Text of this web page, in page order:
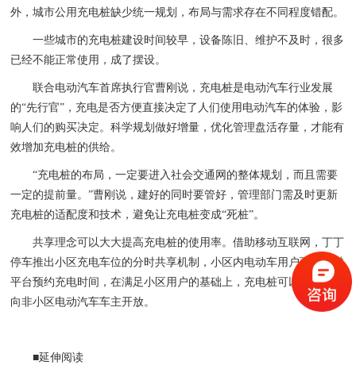
外，城市公用充电桩缺少统一规划，布局与需求存在不同程度错配。
一些城市的充电桩建设时间较早，设备陈旧、维护不及时，很多
已经不能正常使用，成了摆设。
联合电动汽车首席执行官曹刚说，充电桩是电动汽车行业发展
的“先行官”，充电是否方便直接决定了人们使用电动汽车的体验，影
响人们的购买决定。科学规划做好增量，优化管理盘活存量，才能有
效增加充电桩的供给。
“充电桩的布局，一定要进入社会交通网的整体规划，而且需要
一定的提前量。”曹刚说，建好的同时要管好，管理部门需及时更新
充电桩的适配度和技术，避免让充电桩变成“死桩”。
共享理念可以大大提高充电桩的使用率。借助移动互联网，丁丁
停车推出小区充电车位的分时共享机制，小区内电动车用户可以通过
平台预约充电时间，在满足小区用户的基础上，充电桩可以通过平台
向非小区电动汽车车主开放。
■延伸阅读